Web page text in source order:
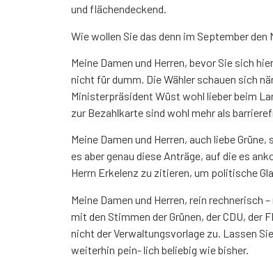
und flächendeckend.
Wie wollen Sie das denn im September den
Meine Damen und Herren, bevor Sie sich
nicht für dumm. Die Wähler schauen sich
Ministerpräsident Wüst wohl lieber beim
zur Bezahlkarte sind wohl mehr als
Meine Damen und Herren, auch liebe
es aber genau diese Anträge, auf die es
Herrn Erkelenz zu zitieren, um politische
Meine Damen und Herren, rein rechnerisch
mit den Stimmen der Grünen, der CDU, der
nicht der Verwaltungsvorlage zu. Lassen
weiterhin pein- lich beliebig wie bisher.